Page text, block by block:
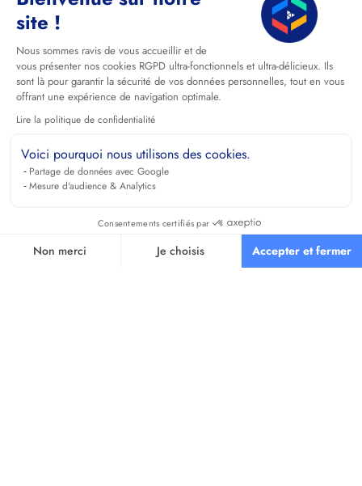
site !
Nous sommes ravis de vous accueillir et de
vous présenter nos cookies RGPD ultra-fonctionnels et ultra-délicieux. Ils
sont là pour garantir la sécurité de vos données personnelles, tout en vous
offrant une expérience de navigation optimale.
Lire la politique de confidentialité
Voici pourquoi nous utilisons des cookies.
Partage de données avec Google
Mesure d'audience & Analytics
Consentements certifiés par
Non merci Je choisis Accepter et fermer